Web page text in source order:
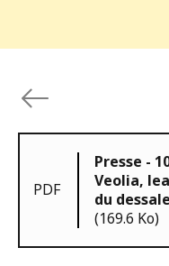
PDF
Presse -
Veolia,
du
(169.6 Ko)